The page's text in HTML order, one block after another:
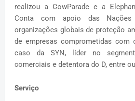
realizou a CowParade e a
Conta com apoio das
organizações globais de proteção
de empresas comprometidas com
caso da SYN, líder no
comerciais e detentora do D, entre
Serviço